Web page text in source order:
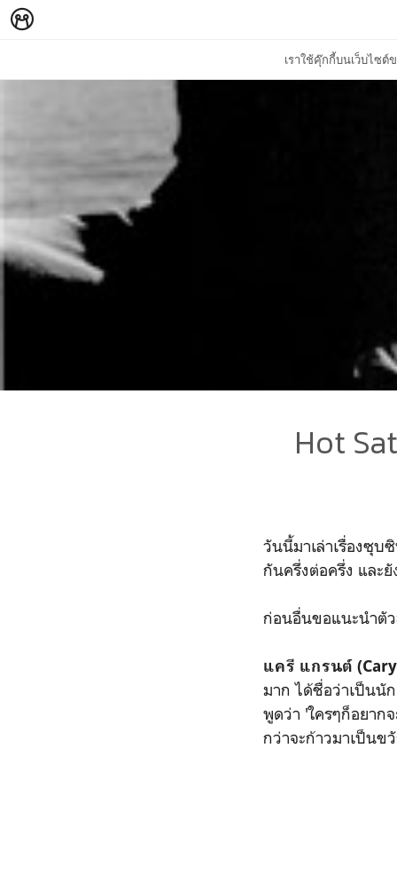
เราใช้คุ๊กกี้บนเว็บไซต์
Hot
วันนี้มาเล่าเรื่องซุบ
กันครึ่งต่อครึ่ง และ
ก่อนอื่นขอแนะนำตัว
แครี แกรนต์
มาก ได้ชื่อว่าเป็นนั
พูดว่า 'ใครๆก็อยา
กว่าจะก้าวมาเป็นข